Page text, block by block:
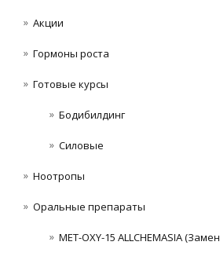
Акции
Гормоны роста
Готовые курсы
Бодибилдинг
Силовые
Ноотропы
Оральные препараты
MET-OXY-15 ALLCHEMASIA